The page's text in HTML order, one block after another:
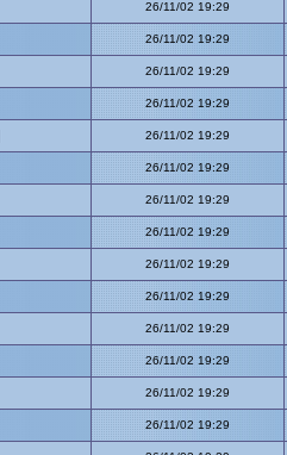
26/11/02 19:29
26/11/02 19:29
26/11/02 19:29
26/11/02 19:29
26/11/02 19:29
26/11/02 19:29
26/11/02 19:29
26/11/02 19:29
26/11/02 19:29
26/11/02 19:29
26/11/02 19:29
26/11/02 19:29
26/11/02 19:29
26/11/02 19:29